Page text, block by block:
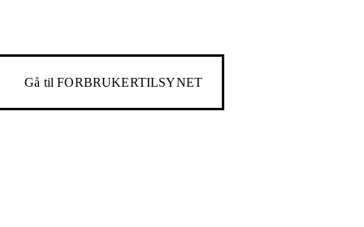
Gå tilFORBRUKERTILSYNET